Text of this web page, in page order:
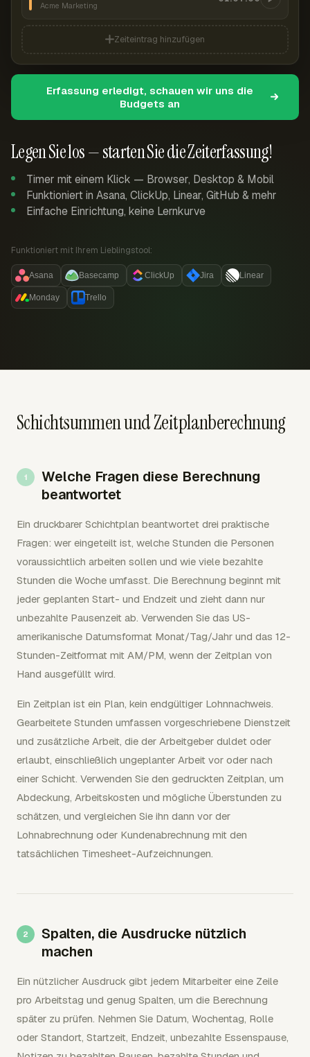
Legen Sie los — starten Sie die Zeiterfassung!
Timer mit einem Klick — Browser, Desktop & Mobil
Funktioniert in Asana, ClickUp, Linear, GitHub & mehr
Einfache Einrichtung, keine Lernkurve
Funktioniert mit Ihrem Lieblingstool:
Asana Basecamp ClickUp Jira Linear
Monday Trello
Acme Marketing
Zeiteintrag hinzufügen
Erfassung erledigt, schauen wir uns die
Budgets an
Schichtsummen und Zeitplanberechnung
Welche Fragen diese Berechnung
beantwortet
Ein druckbarer Schichtplan beantwortet drei praktische
Fragen: wer eingeteilt ist, welche Stunden die Personen
voraussichtlich arbeiten sollen und wie viele bezahlte
Stunden die Woche umfasst. Die Berechnung beginnt mit
jeder geplanten Start- und Endzeit und zieht dann nur
unbezahlte Pausenzeit ab. Verwenden Sie das US-
amerikanische Datumsformat Monat/Tag/Jahr und das 12-
Stunden-Zeitformat mit AM/PM, wenn der Zeitplan von
Hand ausgefüllt wird.
Ein Zeitplan ist ein Plan, kein endgültiger Lohnnachweis.
Gearbeitete Stunden umfassen vorgeschriebene Dienstzeit
und zusätzliche Arbeit, die der Arbeitgeber duldet oder
erlaubt, einschließlich ungeplanter Arbeit vor oder nach
einer Schicht. Verwenden Sie den gedruckten Zeitplan, um
Abdeckung, Arbeitskosten und mögliche Überstunden zu
schätzen, und vergleichen Sie ihn dann vor der
Lohnabrechnung oder Kundenabrechnung mit den
tatsächlichen Timesheet-Aufzeichnungen.
Spalten, die Ausdrucke nützlich
machen
Ein nützlicher Ausdruck gibt jedem Mitarbeiter eine Zeile
pro Arbeitstag und genug Spalten, um die Berechnung
später zu prüfen. Nehmen Sie Datum, Wochentag, Rolle
oder Standort, Startzeit, Endzeit, unbezahlte Essenspause,